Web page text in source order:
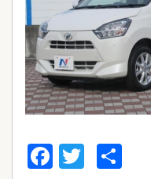
Facebook
Twitter